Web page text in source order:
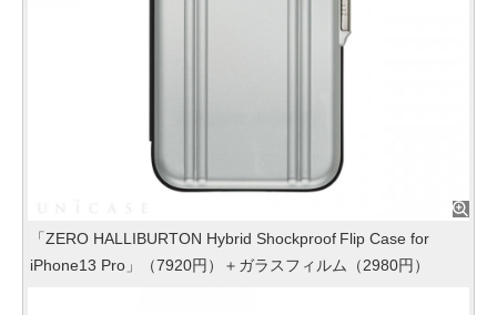
「ZERO HALLIBURTON Hybrid Shockproof Flip Case for
iPhone13 Pro」（7920円）＋ガラスフィルム（2980円）